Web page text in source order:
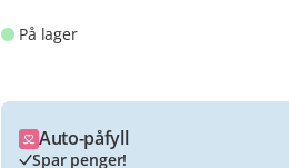
På lager
Auto-påfyll
Spar penger!